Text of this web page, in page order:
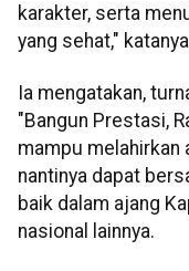
karakter, serta
yang sehat,"
Ia mengatakan,
"Bangun Prestasi,
mampu
nantinya dapat
baik dalam ajang
nasional lainnya.